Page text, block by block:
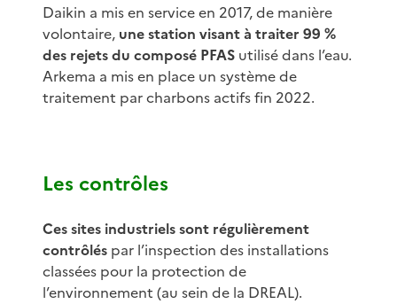
Daikin a mis en service en 2017, de manière
volontaire, une station visant à traiter 99 %
des rejets du composé PFAS utilisé dans l’eau.
Arkema a mis en place un système de
traitement par charbons actifs fin 2022.
Les contrôles
Ces sites industriels sont régulièrement
contrôlés par l’inspection des installations
classées pour la protection de
l’environnement (au sein de la DREAL).